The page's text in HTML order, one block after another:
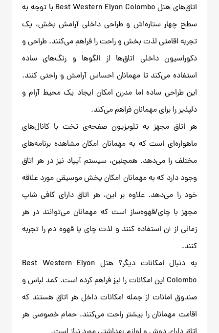
اتاق‌های هتل Best Western Elyon Colombo با توجه به
سطح چهار ستاره‌اش و طراحی داخلی آرامش بخش، یک
تجربه اقامتی لذت بخش و راحت را فراهم می‌کنند. طراحی و
دکوراسیون داخلی اتاق‌ها از الگوها و رنگ‌های ساده
استفاده می‌کند تا مهمانان احساس آرامش و راحتی کنند.
این طراحی ساده اما مدرن امکان ایجاد یک محیط آرام و
دلپذیر را برای مهمانان فراهم می‌کند.
هر اتاق مجهز به تلویزیون صفحه‌ی تخت با کانال‌های
ماهواره‌ای است که به مهمانان امکان مشاهده برنامه‌های
مختلف را می‌دهد. همچنین، سیستم آیپاد نیز در هر اتاق
وجود دارد که به مهمانان امکان پخش موسیقی مورد علاقه
خود را می‌دهد. علاوه بر این، هر اتاق دارای کافی شاپ
مجهز با چای/قهوه‌ساز است که مهمانان می‌توانند در هر
زمانی از آن استفاده کنند و لذت چای یا قهوه دم را تجربه
کنند.
به دنبال امکانات دیگر؟ هتل Best Western Elyon
Colombo این امکانات را نیز فراهم کرده است. کمد لباس و
صندوق امانات از جمله امکانات داخل هر اتاق هستند که
اقامت مهمانان را بیشتر راحت می‌کنند. حمام خصوصی هر